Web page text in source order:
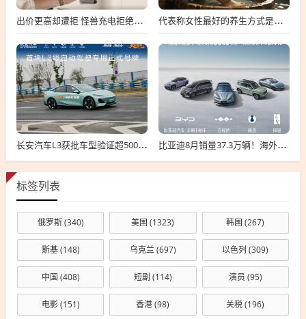
出价更高却遭拒 怪兽充电拒绝高瓴私有化要约 代表称女性最好的养生方式是保暖：可用干姜、红花、艾叶泡脚
长安汽车L3获批车型验证超500万公里：无任何违规！ 比亚迪8月销量37.3万辆！海外卖疯了 暴增146%
标签列表
俄罗斯(340) 美国 (1323) 韩国 (267)
斯基(148) 乌克兰(697) 以色列 (309)
中国 (408) 短剧 (114) 演员 (95)
电影(151) 香港(98) 关税(196)